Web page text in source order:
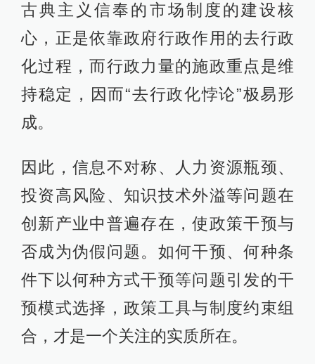
古典主义信奉的市场制度的建设核
心，正是依靠政府行政作用的去行政
化过程，而行政力量的施政重点是维
持稳定，因而“去行政化悖论”极易形
成。
因此，信息不对称、人力资源瓶颈、
投资高风险、知识技术外溢等问题在
创新产业中普遍存在，使政策干预与
否成为伪假问题。如何干预、何种条
件下以何种方式干预等问题引发的干
预模式选择，政策工具与制度约束组
合，才是一个关注的实质所在。